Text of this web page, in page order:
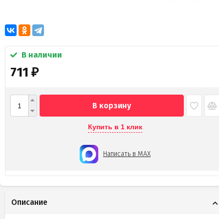
В наличии
711 ₽
В корзину
Купить в 1 клик
Написать в MAX
Описание